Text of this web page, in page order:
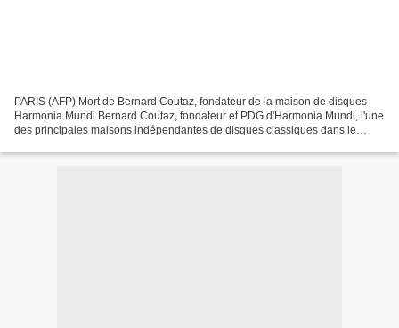
PARIS (AFP) Mort de Bernard Coutaz, fondateur de la maison de disques
Harmonia Mundi Bernard Coutaz, fondateur et PDG d'Harmonia Mundi, l'une
des principales maisons indépendantes de disques classiques dans le